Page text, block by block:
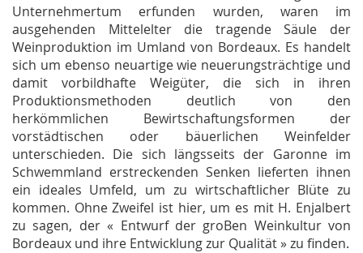
Unternehmertum erfunden wurden, waren im
ausgehenden Mittelelter die tragende Säule der
Weinproduktion im Umland von Bordeaux. Es handelt
sich um ebenso neuartige wie neuerungsträchtige und
damit vorbildhafte Weigüter, die sich in ihren
Produktionsmethoden deutlich von den
herkömmlichen Bewirtschaftungsformen der
vorstädtischen oder bäuerlichen Weinfelder
unterschieden. Die sich längsseits der Garonne im
Schwemmland erstreckenden Senken lieferten ihnen
ein ideales Umfeld, um zu wirtschaftlicher Blüte zu
kommen. Ohne Zweifel ist hier, um es mit H. Enjalbert
zu sagen, der « Entwurf der groBen Weinkultur von
Bordeaux und ihre Entwicklung zur Qualität » zu finden.